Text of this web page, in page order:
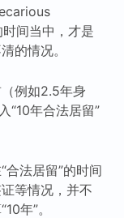
间当中，才是
的情况。
例如2.5年身
“10年合法居留”
合法居留”的时间
等情况，并不
年”。